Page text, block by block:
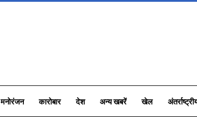
मनोरंजन कारोबार देश अन्य खबरें खेल